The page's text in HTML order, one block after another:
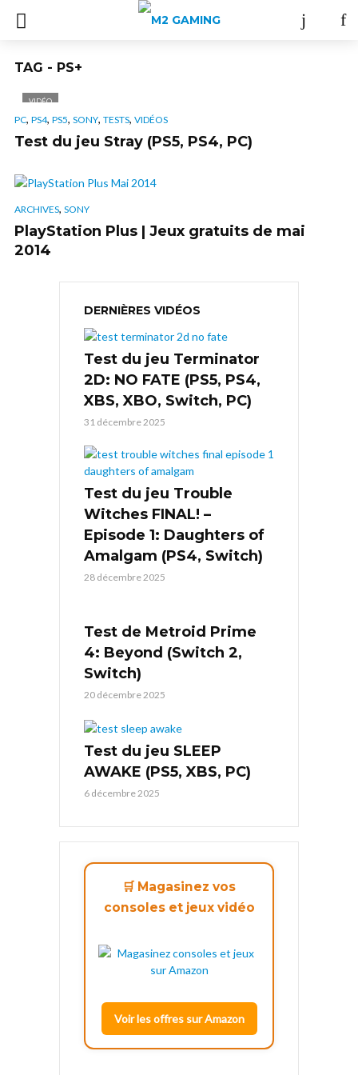
TAG - PS+
VIDÉO
PC, PS4, PS5, SONY, TESTS, VIDÉOS
Test du jeu Stray (PS5, PS4, PC)
ARCHIVES, SONY
PlayStation Plus | Jeux gratuits de mai
2014
DERNIÈRES VIDÉOS
Test du jeu Terminator
2D: NO FATE (PS5, PS4,
XBS, XBO, Switch, PC)
31 décembre 2025
Test du jeu Trouble
Witches FINAL! –
Episode 1: Daughters of
Amalgam (PS4, Switch)
28 décembre 2025
Test de Metroid Prime
4: Beyond (Switch 2,
Switch)
20 décembre 2025
Test du jeu SLEEP
AWAKE (PS5, XBS, PC)
6 décembre 2025
🛒 Magasinez vos
consoles et jeux vidéo
Voir les offres sur Amazon